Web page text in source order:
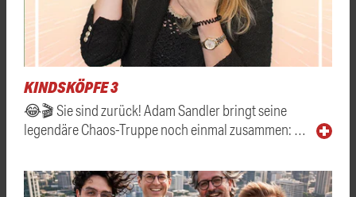
KINDSKÖPFE 3
😂🎬 Sie sind zurück! Adam Sandler bringt seine
legendäre Chaos-Truppe noch einmal zusammen: …